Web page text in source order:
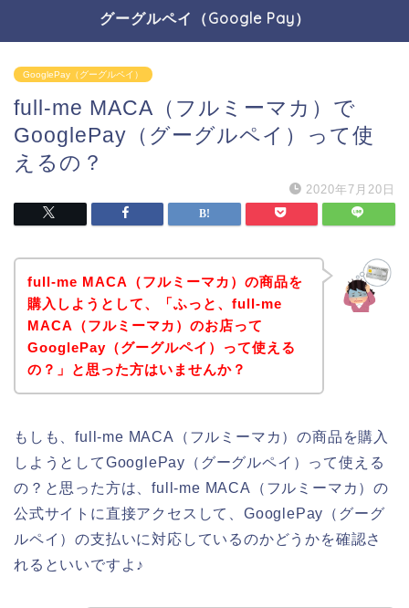
グーグルペイ（Google Pay）
GooglePay（グーグルペイ）
full-me MACA（フルミーマカ）で
GooglePay（グーグルペイ）って使
えるの？
2020年7月20日
full-me MACA（フルミーマカ）の商品を
購入しようとして、「ふっと、full-me
MACA（フルミーマカ）のお店って
GooglePay（グーグルペイ）って使える
の？」と思った方はいませんか？
もしも、full-me MACA（フルミーマカ）の商品を購入
しようとしてGooglePay（グーグルペイ）って使える
の？と思った方は、full-me MACA（フルミーマカ）の
公式サイトに直接アクセスして、GooglePay（グーグ
ルペイ）の支払いに対応しているのかどうかを確認さ
れるといいですよ♪